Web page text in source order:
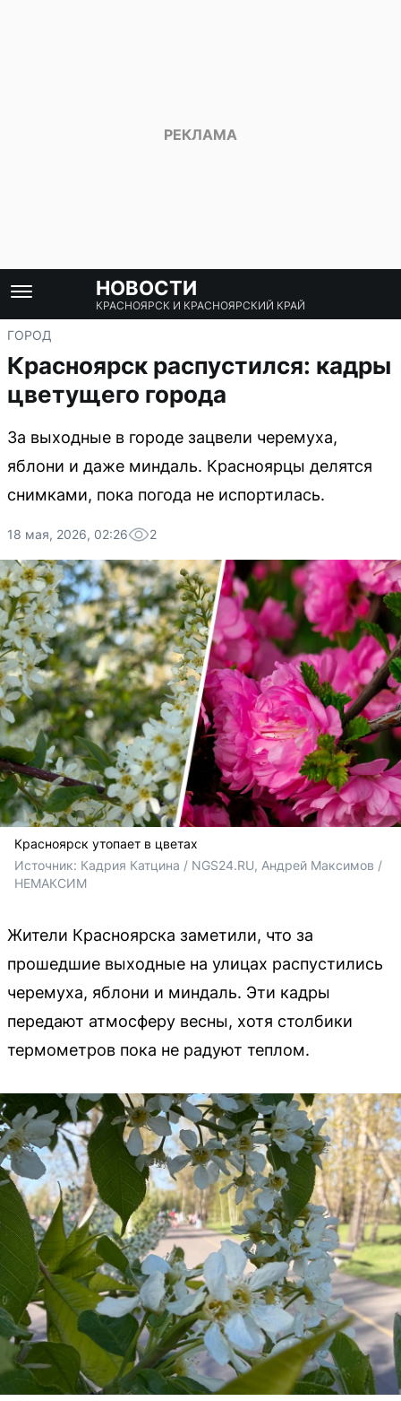
НОВОСТИ
КРАСНОЯРСК И КРАСНОЯРСКИЙ КРАЙ
ГОРОД
Красноярск распустился: кадры
цветущего города
За выходные в городе зацвели черемуха,
яблони и даже миндаль. Красноярцы делятся
снимками, пока погода не испортилась.
18 мая, 2026, 02:26 2
Красноярск утопает в цветах
Источник: Кадрия Катцина / NGS24.RU, Андрей Максимов /
НЕМАКСИМ
Жители Красноярска заметили, что за
прошедшие выходные на улицах распустились
черемуха, яблони и миндаль. Эти кадры
передают атмосферу весны, хотя столбики
термометров пока не радуют теплом.